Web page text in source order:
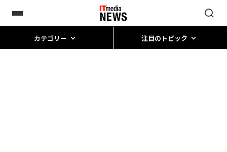
カテゴリー 注目のトピック